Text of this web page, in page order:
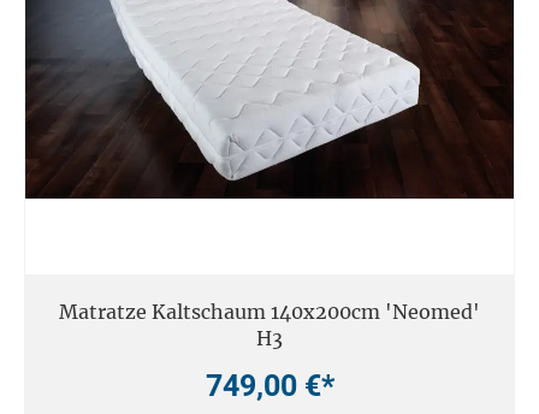
Matratze Kaltschaum 140x200cm 'Neomed'
H3
749,00 €*